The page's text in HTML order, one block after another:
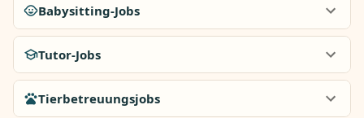
Babysitting-Jobs
Tutor-Jobs
Tierbetreuungsjobs